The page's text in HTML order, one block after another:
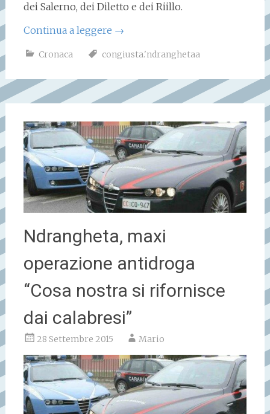
dei Salerno, dei Diletto e dei Riillo.
Continua a leggere →
Cronaca congiusta.'ndranghetaa
Ndrangheta, maxi
operazione antidroga
“Cosa nostra si rifornisce
dai calabresi”
28 Settembre 2015 Mario